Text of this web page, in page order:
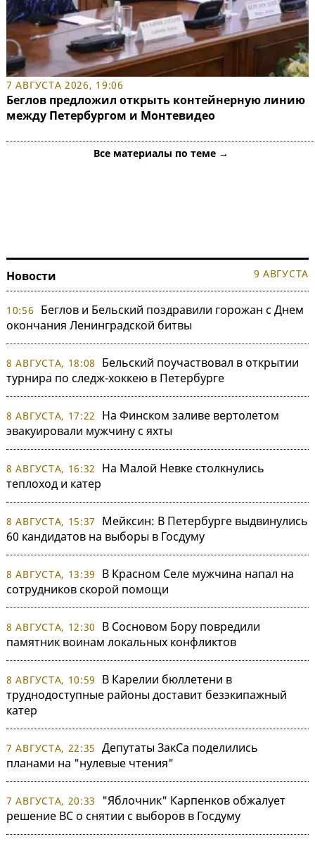
7 АВГУСТА 2026, 19:06
Беглов предложил открыть контейнерную линию
между Петербургом и Монтевидео
Все материалы по теме →
Новости 9 АВГУСТА
10:56
Беглов и Бельский поздравили горожан с Днем
окончания Ленинградской битвы
8 АВГУСТА, 18:08
Бельский поучаствовал в открытии
турнира по следж-хоккею в Петербурге
8 АВГУСТА, 17:22
На Финском заливе вертолетом
эвакуировали мужчину с яхты
8 АВГУСТА, 16:32
На Малой Невке столкнулись
теплоход и катер
8 АВГУСТА, 15:37
Мейксин: В Петербурге выдвинулись
60 кандидатов на выборы в Госдуму
8 АВГУСТА, 13:39
В Красном Селе мужчина напал на
сотрудников скорой помощи
8 АВГУСТА, 12:30
В Сосновом Бору повредили
памятник воинам локальных конфликтов
8 АВГУСТА, 10:59
В Карелии бюллетени в
труднодоступные районы доставит безэкипажный
катер
7 АВГУСТА, 22:35 Депутаты ЗакСа поделились
планами на "нулевые чтения"
7 АВГУСТА, 20:33
"Яблочник" Карпенков обжалует
решение ВС о снятии с выборов в Госдуму